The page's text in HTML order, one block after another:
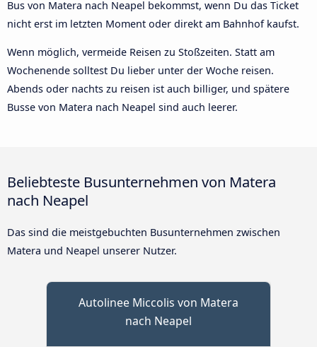
Bus von Matera nach Neapel bekommst, wenn Du das Ticket
nicht erst im letzten Moment oder direkt am Bahnhof kaufst.
Wenn möglich, vermeide Reisen zu Stoßzeiten. Statt am
Wochenende solltest Du lieber unter der Woche reisen.
Abends oder nachts zu reisen ist auch billiger, und spätere
Busse von Matera nach Neapel sind auch leerer.
Beliebteste Busunternehmen von Matera
nach Neapel
Das sind die meistgebuchten Busunternehmen zwischen
Matera und Neapel unserer Nutzer.
Autolinee Miccolis von Matera
nach Neapel